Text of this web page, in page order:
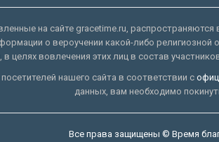
на сайте gracetime.ru,
о вероучении какой-либо
целях вовлечения этих лиц в состав
нашего сайта в соответствии с
данных, вам необходимо
Все права защищены © Время